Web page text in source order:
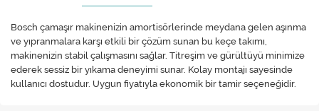
Bosch çamaşır makinenizin amortisörlerinde meydana gelen aşınma
ve yıpranmalara karşı etkili bir çözüm sunan bu keçe takımı,
makinenizin stabil çalışmasını sağlar. Titreşim ve gürültüyü minimize
ederek sessiz bir yıkama deneyimi sunar. Kolay montajı sayesinde
kullanıcı dostudur. Uygun fiyatıyla ekonomik bir tamir seçeneğidir.